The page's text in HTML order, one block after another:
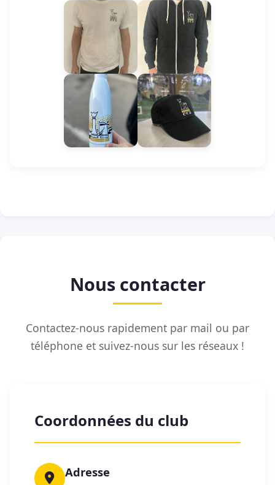
Nous contacter
Contactez-nous rapidement par mail ou par
téléphone et suivez-nous sur les réseaux !
Coordonnées du club
Adresse